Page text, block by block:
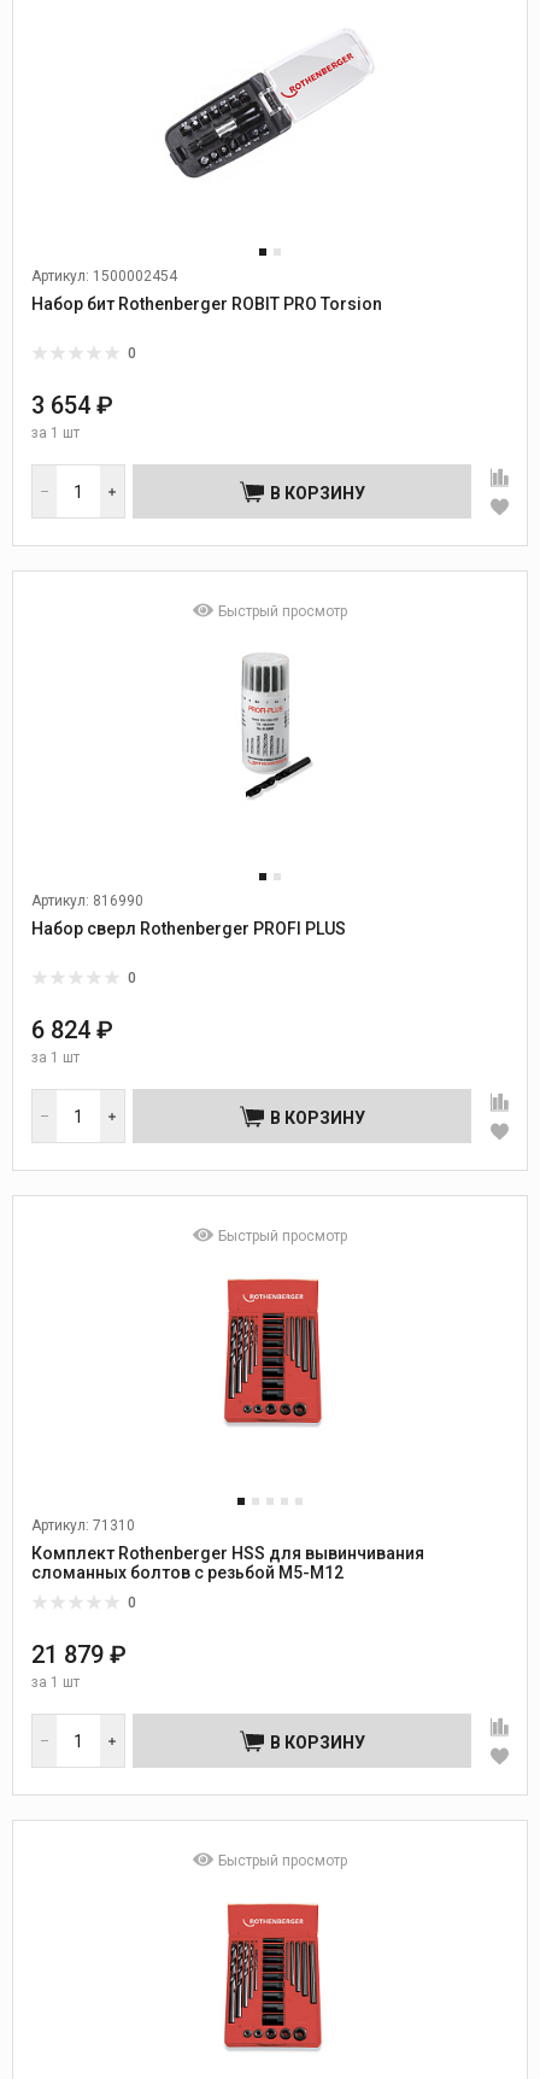
Артикул: 1500002454
Набор бит Rothenberger ROBIT PRO Torsion
0
3 654 ₽
за 1 шт
В КОРЗИНУ
Быстрый просмотр
Артикул: 816990
Набор сверл Rothenberger PROFI PLUS
0
6 824 ₽
за 1 шт
В КОРЗИНУ
Быстрый просмотр
Артикул: 71310
Комплект Rothenberger HSS для вывинчивания
сломанных болтов с резьбой М5-М12
0
21 879 ₽
за 1 шт
В КОРЗИНУ
Быстрый просмотр